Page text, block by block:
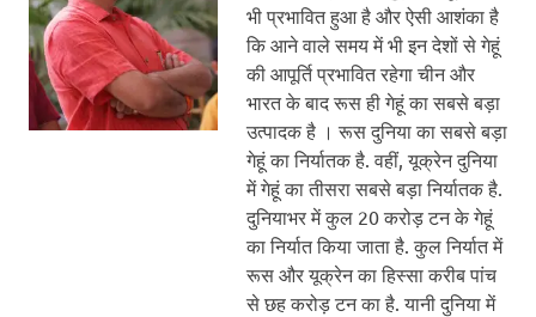
भी प्रभावित हुआ है और ऐसी आशंका है
कि आने वाले समय में भी इन देशों से गेहूं
की आपूर्ति प्रभावित रहेगा चीन और
भारत के बाद रूस ही गेहूं का सबसे बड़ा
उत्पादक है । रूस दुनिया का सबसे बड़ा
गेहूं का निर्यातक है. वहीं, यूक्रेन दुनिया
में गेहूं का तीसरा सबसे बड़ा निर्यातक है.
दुनियाभर में कुल 20 करोड़ टन के गेहूं
का निर्यात किया जाता है. कुल निर्यात में
रूस और यूक्रेन का हिस्सा करीब पांच
से छह करोड़ टन का है. यानी दुनिया में